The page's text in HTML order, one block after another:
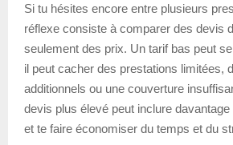
Si tu hésites encore entre plusieurs
réflexe consiste à comparer des devis
seulement des prix. Un tarif bas peut
il peut cacher des prestations limitées,
additionnels ou une couverture
devis plus élevé peut inclure
et te faire économiser du temps et du